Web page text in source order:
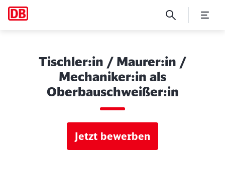
Tischler:in / Maurer:in /
Mechaniker:in als
Oberbauschweißer:in
Jetzt bewerben